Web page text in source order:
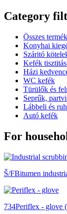
Category
Összes
Konyhai
Száritó
Kefék
Házi
WC kefék
Türülők és
Seprűk,
Lábbeli és
Autó kefék
For
Š/FBitumen
734Periflex - glove